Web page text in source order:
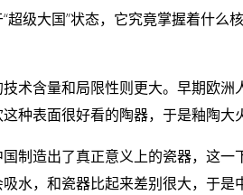
术含量和局限性则更大。早期欧
种表面很好看的陶器，于是釉陶大
制造出了真正意义上的瓷器，这
水，和瓷器比起来差别很大，于